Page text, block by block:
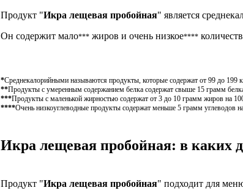
Продукт "Икра лещевая пробойная" является
Он содержит мало***жиров и очень низкое****
*Среднекалорийными называются продукты, которые содержат от 99 до 199
**Продукты с умеренным содержанием белка содержат свыше 15 грамм
***Продукты с маленькой жирностью содержат от 3 до 10 грамм жиров на
****Очень низкоуглеводные продукты содержат меньше 5 грамм углеводов
Икра лещевая пробойная: в каких
Продукт "Икра лещевая пробойная" подходит для